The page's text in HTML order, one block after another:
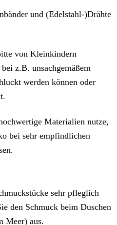
und (Edelstahl-)Drähte
von Kleinkindern
z.B. unsachgemäßem
werden können oder
Materialien nutze,
bei sehr empfindlichen
sehr pfleglich
den Schmuck beim Duschen
Meer) aus.